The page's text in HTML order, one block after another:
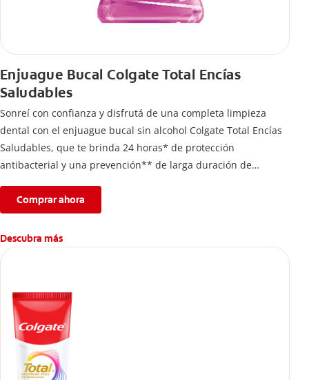
Enjuague Bucal Colgate Total Encías
Saludables
Sonreí con confianza y disfrutá de una completa limpieza
dental con el enjuague bucal sin alcohol Colgate Total Encías
Saludables, que te brinda 24 horas* de protección
antibacterial y una prevención** de larga duración de
Comprar ahora
Descubra más